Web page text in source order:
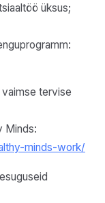
üksus;
vaimse tervise
Minds:
minds-work/